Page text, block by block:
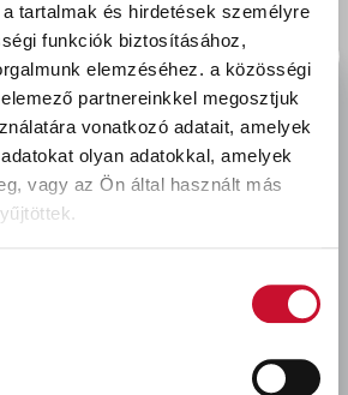
tartalmak és hirdetések személyre
funkciók biztosításához,
elemzéséhez. a közösségi
partnereinkkel megosztjuk
vonatkozó adatait, amelyek
olyan adatokkal, amelyek
vagy az Ön által használt más
Leírás & Adatok
egyaránt alkalmas
Főként nagy
ajánlott.